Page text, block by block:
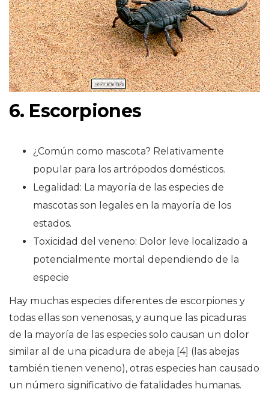
6. Escorpiones
¿Común como mascota? Relativamente
popular para los artrópodos domésticos.
Legalidad: La mayoría de las especies de
mascotas son legales en la mayoría de los
estados.
Toxicidad del veneno: Dolor leve localizado a
potencialmente mortal dependiendo de la
especie
Hay muchas especies diferentes de escorpiones y
todas ellas son venenosas, y aunque las picaduras
de la mayoría de las especies solo causan un dolor
similar al de una picadura de abeja [4] (las abejas
también tienen veneno), otras especies han causado
un número significativo de fatalidades humanas.